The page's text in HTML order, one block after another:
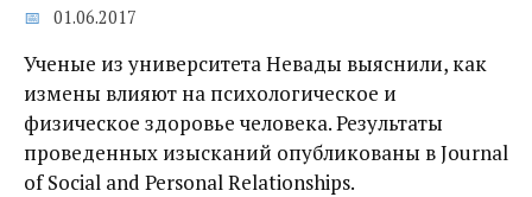
01.06.2017
Ученые из университета Невады выяснили, как
измены влияют на психологическое и
физическое здоровье человека. Результаты
проведенных изысканий опубликованы в Journal
of Social and Personal Relationships.